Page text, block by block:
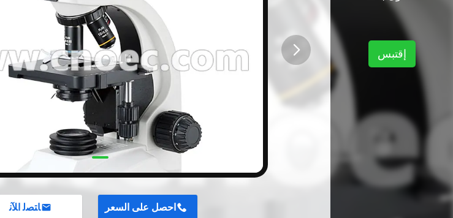
احصل على السعر ﺎﺘﺼﻟ ﺍﻶﻧ
إقتبس